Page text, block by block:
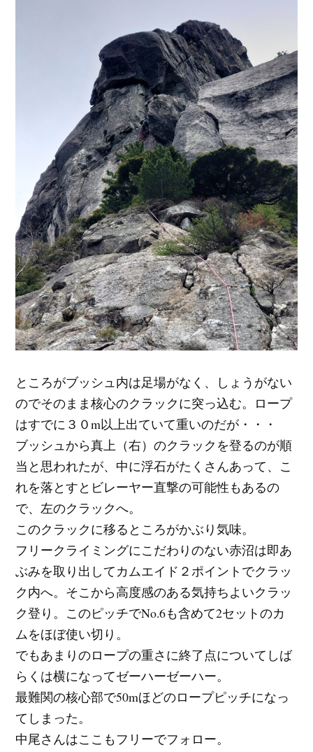
ところがブッシュ内は足場がなく、しょうがない
のでそのまま核心のクラックに突っ込む。ロープ
はすでに３０m以上出ていて重いのだが・・・
ブッシュから真上（右）のクラックを登るのが順
当と思われたが、中に浮石がたくさんあって、こ
れを落とすとビレーヤー直撃の可能性もあるの
で、左のクラックへ。
このクラックに移るところがかぶり気味。
フリークライミングにこだわりのない赤沼は即あ
ぶみを取り出してカムエイド２ポイントでクラッ
ク内へ。そこから高度感のある気持ちよいクラッ
ク登り。このピッチでNo.6も含めて2セットのカ
ムをほぼ使い切り。
でもあまりのロープの重さに終了点についてしば
らくは横になってゼーハーゼーハー。
最難関の核心部で50mほどのロープピッチになっ
てしまった。
中尾さんはここもフリーでフォロー。